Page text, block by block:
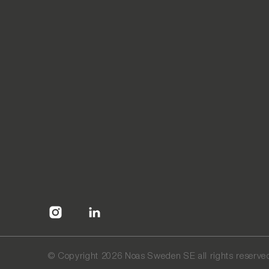
© Copyright 2026 Noas Sweden SE all rights